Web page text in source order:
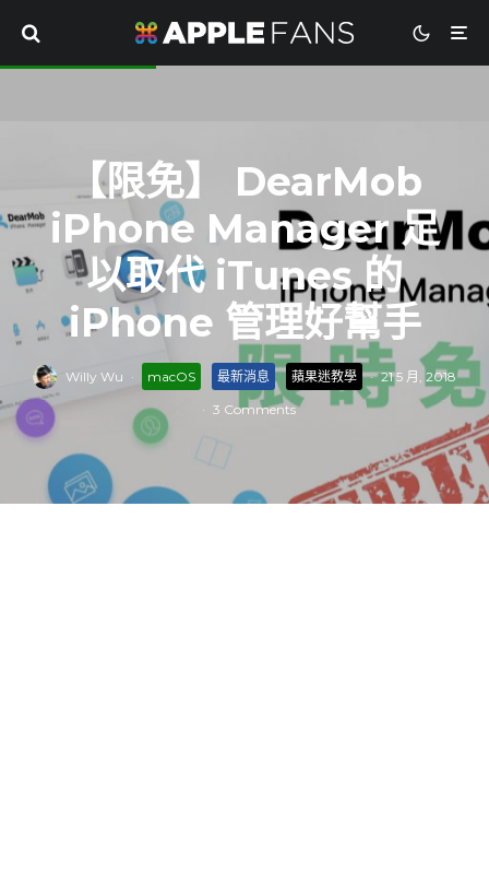
【限免】 DearMob
iPhone Manager 足
以取代 iTunes 的
iPhone 管理好幫手
Willy Wu · macOS 最新消息 蘋果迷教學 · 21 5 月, 2018
· 3 Comments